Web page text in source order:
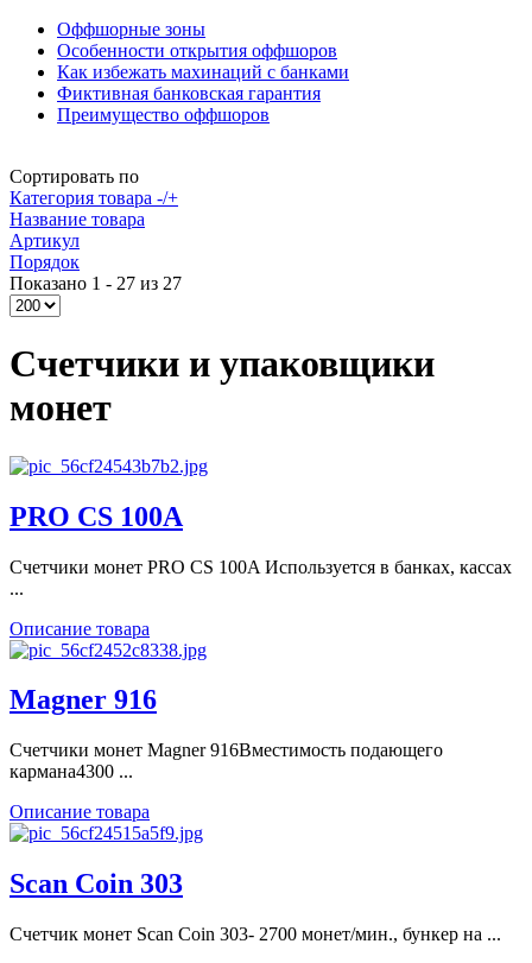
Оффшорные зоны
Особенности открытия оффшоров
Как избежать махинаций с банками
Фиктивная банковская гарантия
Преимущество оффшоров
Сортировать по
Категория товара -/+
Название товара
Артикул
Порядок
Показано 1 - 27 из 27
Счетчики и упаковщики
монет
PRO CS 100A
Счетчики монет PRO CS 100A Используется в банках, кассах
...
Описание товара
Magner 916
Счетчики монет Magner 916Вместимость подающего
кармана4300 ...
Описание товара
Scan Coin 303
Счетчик монет Scan Coin 303- 2700 монет/мин., бункер на ...